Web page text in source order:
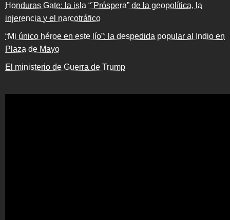
Honduras Gate: la isla “¨Próspera” de la geopolítica, la
injerencia y el narcotráfico
“Mi único héroe en este lío”: la despedida popular al Indio en
Plaza de Mayo
El ministerio de Guerra de Trump